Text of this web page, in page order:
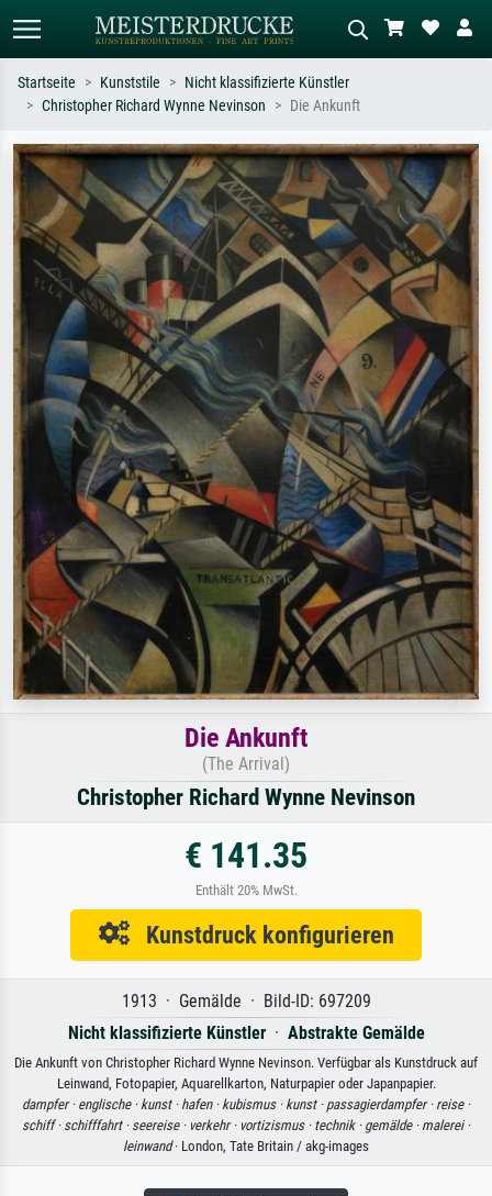
Suchen Sie nach Künstlern, Werktiteln
oder Stilen – z.B. Monet,
Sternennacht, Impressionismus, Welle
Hokusai, Akt.
Beschreiben Sie die Szene – z.B. Grüne
Wiese, Abstrakt mit viel Rot, Dunkles
Ölgemälde, Stehender Akt neben einem
Baum.
Startseite Kunststile
Nicht klassifizierte Künstler
Christopher Richard Wynne Nevinson
Die Ankunft
Die Ankunft
(The Arrival)
Christopher Richard Wynne Nevinson
€ 141.35
Enthält 20% MwSt.
Kunstdruck konfigurieren
1913 · Gemälde · Bild-ID: 697209
Nicht klassifizierte Künstler· Abstrakte Gemälde
Die Ankunft von Christopher Richard Wynne Nevinson. Verfügbar als Kunstdruck auf
Leinwand, Fotopapier, Aquarellkarton, Naturpapier oder Japanpapier.
dampfer · englische · kunst · hafen · kubismus · kunst · passagierdampfer · reise ·
schiff · schifffahrt · seereise · verkehr · vortizismus · technik · gemälde · malerei ·
leinwand· London, Tate Britain / akg-images